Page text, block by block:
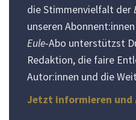
die Stimmenvielfalt der
unseren
Eule-Abo unterstützst
Redaktion, die faire
Autor:innen und die
Jetzt informieren und